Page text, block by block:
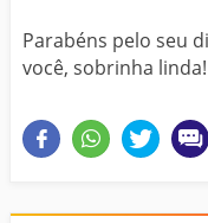
Parabéns pelo seu
você, sobrinha linda!